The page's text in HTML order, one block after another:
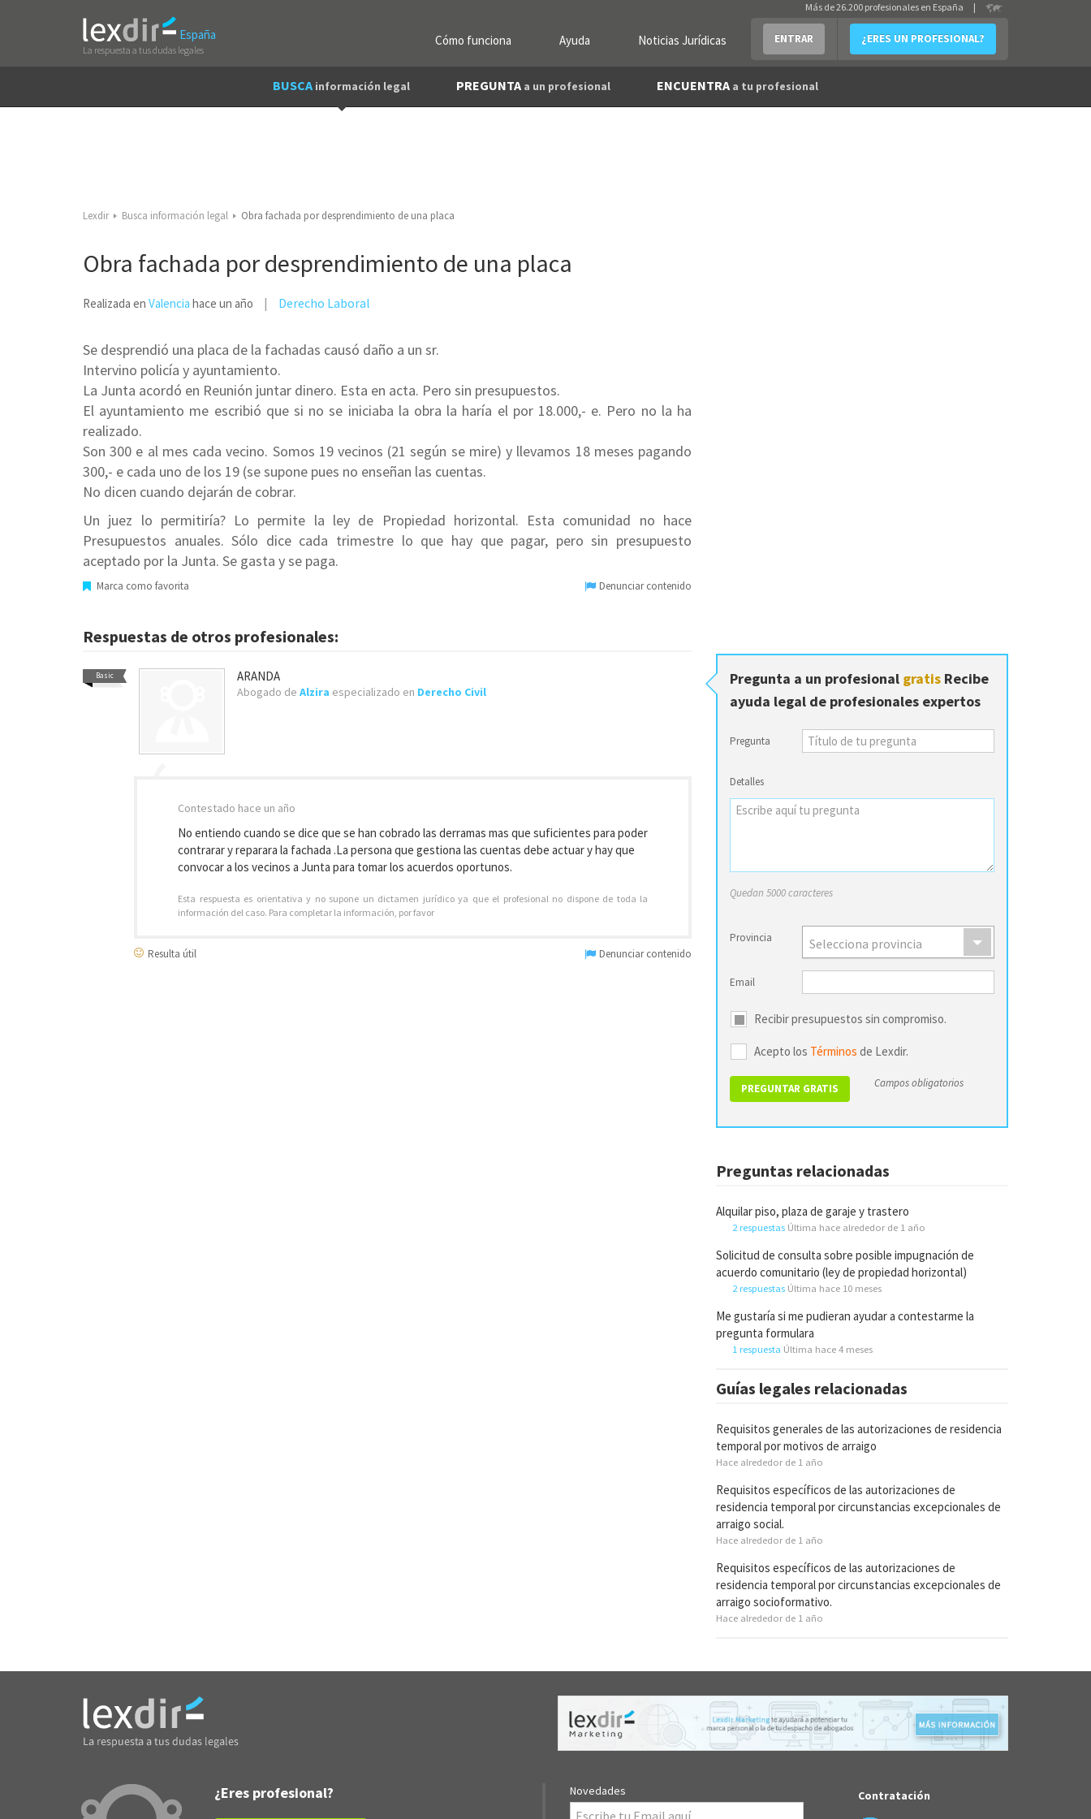
España
La respuesta a tus dudas legales
Cómo funciona Ayuda Noticias Jurídicas ENTRAR ¿ERES UN PROFESIONAL?
Más de 26.200 profesionales en España |
BUSCA información legal PREGUNTA a un profesional ENCUENTRA a tu profesional
Lexdir Busca información legal Obra fachada por desprendimiento de una placa
Obra fachada por desprendimiento de una placa
Realizada en Valencia hace un año Derecho Laboral
Se desprendió una placa de la fachadas causó daño a un sr.
Intervino policía y ayuntamiento.
La Junta acordó en Reunión juntar dinero. Esta en acta. Pero sin presupuestos.
El ayuntamiento me escribió que si no se iniciaba la obra la haría el por 18.000,- e. Pero no la ha
realizado.
Son 300 e al mes cada vecino. Somos 19 vecinos (21 según se mire) y llevamos 18 meses pagando
300,- e cada uno de los 19 (se supone pues no enseñan las cuentas.
No dicen cuando dejarán de cobrar.
Un juez lo permitiría? Lo permite la ley de Propiedad horizontal. Esta comunidad no hace
Presupuestos anuales. Sólo dice cada trimestre lo que hay que pagar, pero sin presupuesto
aceptado por la Junta. Se gasta y se paga.
Marca como favorita Denunciar contenido
Respuestas de otros profesionales:
Basic ARANDA
Abogado de Alzira especializado en Derecho Civil
Contestado hace un año
No entiendo cuando se dice que se han cobrado las derramas mas que suficientes para poder
contrarar y reparara la fachada .La persona que gestiona las cuentas debe actuar y hay que
convocar a los vecinos a Junta para tomar los acuerdos oportunos.
Esta respuesta es orientativa y no supone un dictamen jurídico ya que el profesional no dispone de toda la
información del caso. Para completar la información, por favor
Resulta útil Denunciar contenido
Pregunta a un profesional gratis Recibe
ayuda legal de profesionales expertos
Pregunta
Detalles
Quedan 5000 caracteres
Provincia Selecciona provincia
Email
Recibir presupuestos sin compromiso.
Acepto los Términos de Lexdir.
Campos obligatorios
Preguntas relacionadas
Alquilar piso, plaza de garaje y trastero
2 respuestas Última hace alrededor de 1 año
Solicitud de consulta sobre posible impugnación de
acuerdo comunitario (ley de propiedad horizontal)
2 respuestas Última hace 10 meses
Me gustaría si me pudieran ayudar a contestarme la
pregunta formulara
1 respuesta Última hace 4 meses
Guías legales relacionadas
Requisitos generales de las autorizaciones de residencia
temporal por motivos de arraigo
Hace alrededor de 1 año
Requisitos específicos de las autorizaciones de
residencia temporal por circunstancias excepcionales de
arraigo social.
Hace alrededor de 1 año
Requisitos específicos de las autorizaciones de
residencia temporal por circunstancias excepcionales de
arraigo socioformativo.
Hace alrededor de 1 año
¿Eres profesional? Novedades Contratación